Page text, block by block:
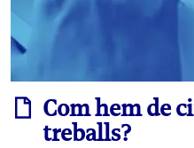
informe
Com hem de
treballs?